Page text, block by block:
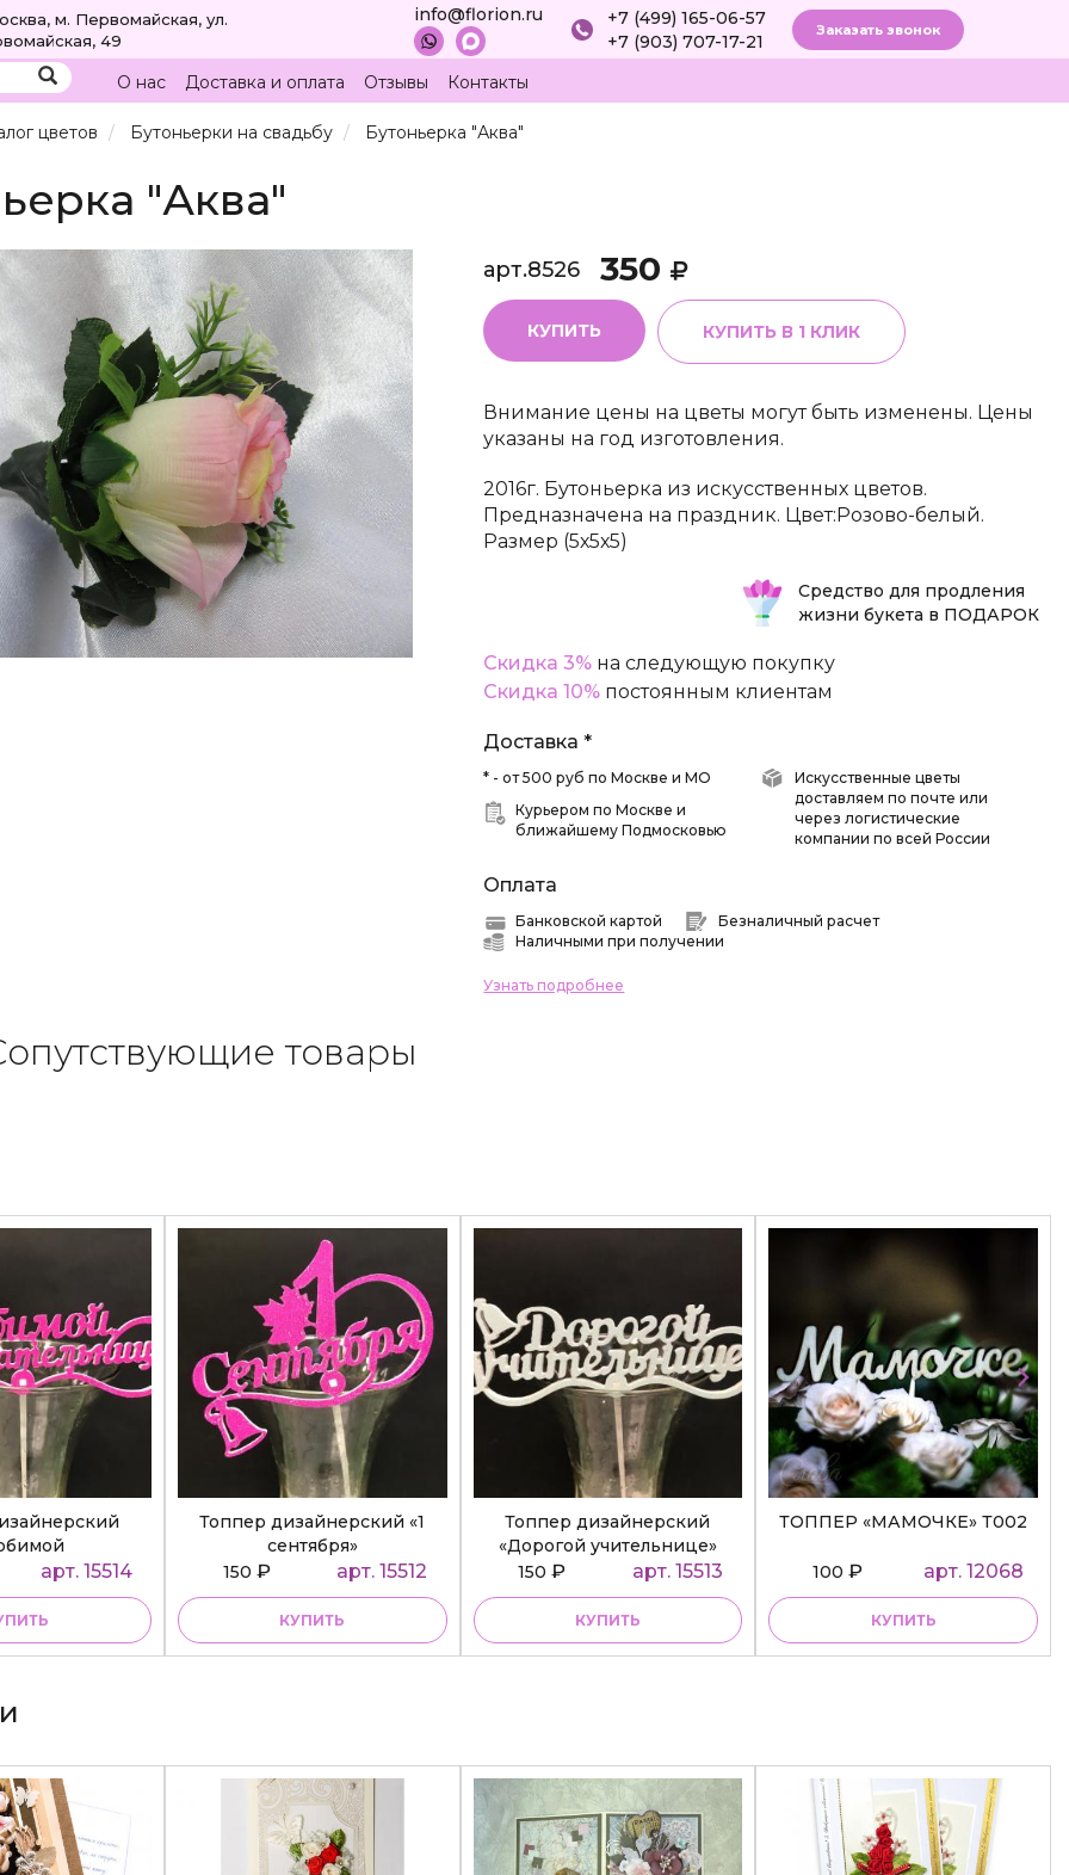
м. Первомайская, ул.
49
info@florion.ru
+7 (499) 165-06-57
+7 (903) 707-17-21
Заказать звонок
О нас Доставка и оплата Отзывы Контакты
цветов Бутоньерки на свадьбу Бутоньерка "Аква"
"Аква"
арт.8526 350
КУПИТЬ КУПИТЬ В 1 КЛИК
Внимание цены на цветы могут быть изменены. Цены
указаны на год изготовления.
2016г. Бутоньерка из искусственных цветов.
Предназначена на праздник. Цвет:Розово-белый.
Размер (5х5х5)
Средство для продления
жизни букета в ПОДАРОК
Скидка 3% на следующую покупку
Скидка 10% постоянным клиентам
Доставка *
* - от 500 руб по Москве и МО
Курьером по Москве и
ближайшему Подмосковью
Искусственные цветы
доставляем по почте или
через логистические
компании по всей России
Оплата
Банковской картой
Безналичный расчет
Наличными при получении
Узнать подробнее
товары
арт. 15514
Топпер дизайнерский «1
сентября»
150 ₽ арт. 15512
КУПИТЬ
Топпер дизайнерский
«Дорогой учительнице»
150₽ арт. 15513
КУПИТЬ
ТОППЕР «МАМОЧКЕ» Т002
100₽ арт. 12068
КУПИТЬ